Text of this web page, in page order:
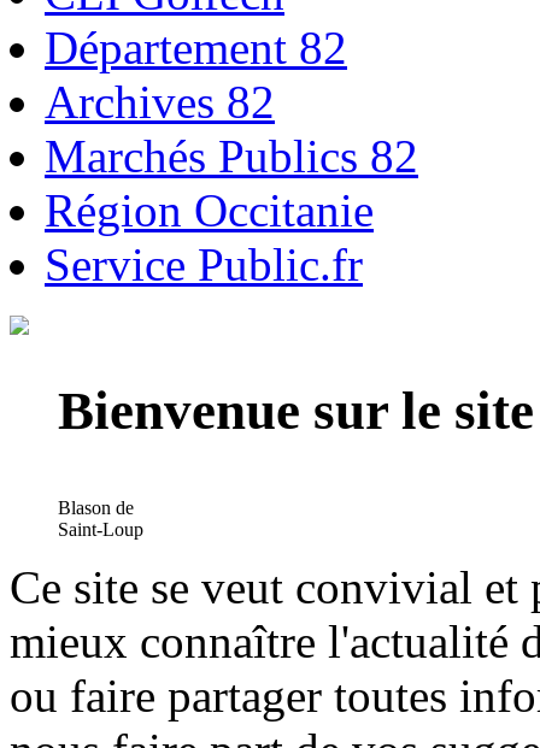
Département 82
Archives 82
Marchés Publics 82
Région Occitanie
Service Public.fr
Bienvenue sur le
Blason de
Saint-Loup
Ce site se veut convivial et
mieux connaître l'actualité
ou faire partager toutes